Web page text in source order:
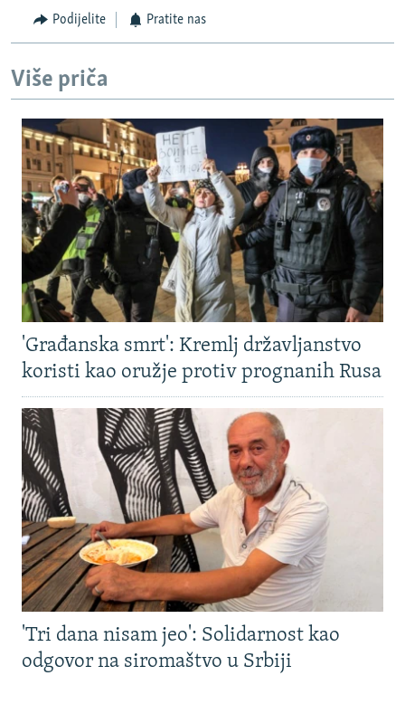
Podijelite Pratite nas
Više priča
'Građanska smrt': Kremlj državljanstvo
koristi kao oružje protiv prognanih Rusa
'Tri dana nisam jeo': Solidarnost kao
odgovor na siromaštvo u Srbiji